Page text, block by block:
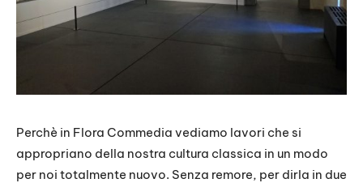
Perchè in Flora Commedia vediamo lavori che si
appropriano della nostra cultura classica in un modo
per noi totalmente nuovo. Senza remore, per dirla in due